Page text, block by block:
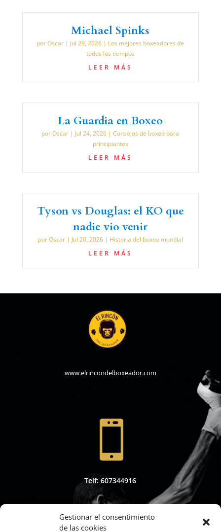
Gestionar el consentimiento
de las cookies
Michael Spinks
porOscar | Jul 29, 2026 | Los mejores boxeadores de
todos los tiempos
LEER MÁS
La Guardia en Boxeo
porOscar | Jul 24, 2026 |Consejos de boxeo para
principiantes
LEER MÁS
Tyson vs Douglas: el KO que
nadie vio venir
porOscar| Jul 20, 2026| Historia del boxeo mundial
LEER MÁS
www.elrincondelboxeador.com

Telf: 607344916